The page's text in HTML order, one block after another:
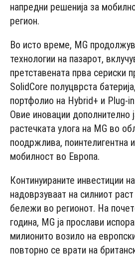
напредни решенија за
регион.
Во исто време, MG
технологии на пазарот,
претставената прва сериски
SolidCore полуцврста
портфолио на Hybrid+ и Plug-
Овие иновации дополнително
растечката улога на MG во
поодржлива, поинтелигентна
мобилност во Европа.
Континуираните инвестиции
надоврзуваат на силниот
бележи во регионот. На
година, MG ја прослави
милионито возило на
повторно се врати на